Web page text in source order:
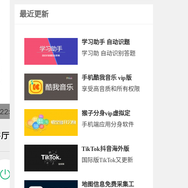
最近更新
学习助手 自动识题
学习助 自动识别答题
手机酷我音乐 vip版
享受高音质和所有权限
猴子分身vip虚拟定
手机端应用分身软件
TikTok抖音海外版
国际版TikTok又更新
地图信息免费采集工